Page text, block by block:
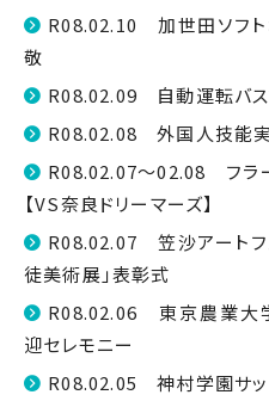
R08.02.10 加世田ソフ
敬
R08.02.09 自動運転バ
R08.02.08 外国人技能
R08.02.07～02.08 フラ
【VS奈良ドリーマーズ】
R08.02.07 笠沙アートフ
徒美術展」表彰式
R08.02.06 東京農業大
迎セレモニー
R08.02.05 神村学園サッ